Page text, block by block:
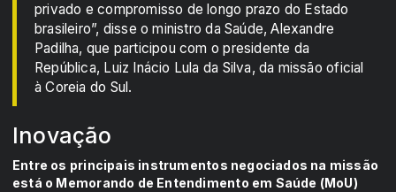
privado e compromisso de longo prazo do Estado
brasileiro”, disse o ministro da Saúde, Alexandre
Padilha, que participou com o presidente da
República, Luiz Inácio Lula da Silva, da missão oficial
à Coreia do Sul.
Inovação
Entre os principais instrumentos negociados na missão
está o Memorando de Entendimento em Saúde (MoU)